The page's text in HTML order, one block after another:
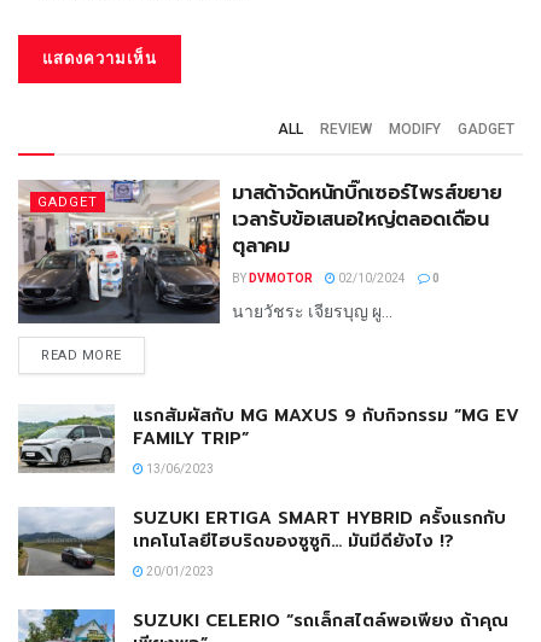
ALL REVIEW MODIFY GADGET
GADGET
มาสด้าจัดหนักบิ๊กเซอร์ไพรส์ขยาย
เวลารับข้อเสนอใหญ่ตลอดเดือน
ตุลาคม
BY DVMOTOR 02/10/2024 0
นายวัชระ เจียรบุญ ผู...
READ MORE
แรกสัมผัสกับ MG MAXUS 9 กับกิจกรรม “MG EV
FAMILY TRIP”
13/06/2023
SUZUKI ERTIGA SMART HYBRID ครั้งแรกกับ
เทคโนโลยีไฮบริดของซูซูกิ… มันมีดียังไง !?
20/01/2023
SUZUKI CELERIO “รถเล็กสไตล์พอเพียง ถ้าคุณ